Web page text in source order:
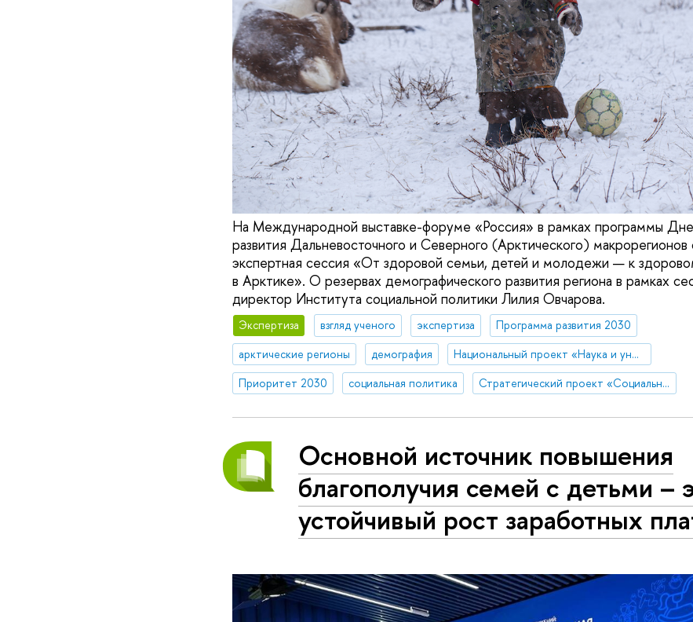
На Международной выставке-форуме «Россия» в рамках программы
развития Дальневосточного и Северного (Арктического) макрорегионов
экспертная сессия «От здоровой семьи, детей и молодежи — к
в Арктике». О резервах демографического развития региона в рамках
директор Института социальной политики Лилия Овчарова.
Экспертиза взгляд ученого экспертиза
Программа развития 2030
арктические регионы
демография
Национальный проект «Наука и университеты»
Приоритет 2030
социальная политика Стратегический проект «Социальная политика устойчивого развития и инклюзивного экономического роста»
Основной источник повышения
благополучия семей с детьми –
устойчивый рост заработных